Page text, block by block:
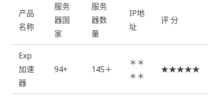
产品
名称
服务
器国
家
服务
器数
量
IP地
址
评 分
Exp
加速
器
94+ 145＋
＊＊
＊＊
★★★★★